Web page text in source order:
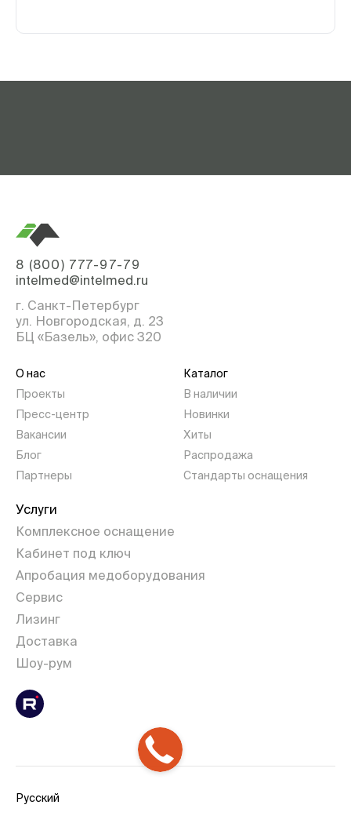
8 (800) 777-97-79
intelmed@intelmed.ru
г. Санкт-Петербург
ул. Новгородская, д. 23
БЦ «Базель», офис 320
О нас
Проекты
Пресс-центр
Вакансии
Блог
Партнеры
Каталог
В наличии
Новинки
Хиты
Распродажа
Стандарты оснащения
Услуги
Комплексное оснащение
Кабинет под ключ
Апробация медоборудования
Сервис
Лизинг
Доставка
Шоу-рум
Русский